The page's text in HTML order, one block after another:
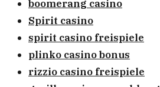
boomerang casino
Spirit casino
spirit casino freispiele
plinko casino bonus
rizzio casino freispiele